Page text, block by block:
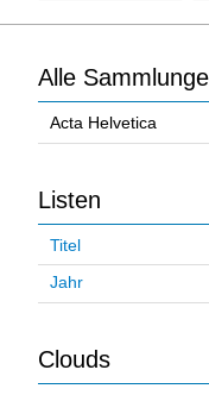
Alle
Acta Helvetica
Listen
Titel
Jahr
Clouds